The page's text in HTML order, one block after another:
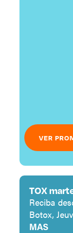
VER
TOX
Reciba
Botox,
MAS